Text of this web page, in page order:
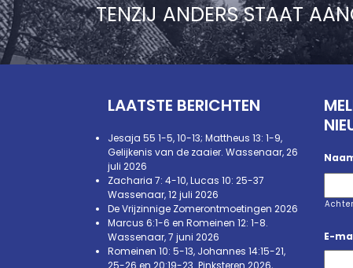
TENZIJ ANDERS STAAT
LAATSTE BERICHTEN
Jesaja 55 1-5, 10-13; Mattheus 13: 1-9,
Gelijkenis van de zaaier. Wassenaar, 26
juli 2026
Zacharia 7: 4-10, Lucas 10: 25-37
Wassenaar, 12 juli 2026
De Vrijzinnige Zomerontmoetingen 2026
Marcus 6:1-6 en Romeinen 12: 1-8.
Wassenaar, 7 juni 2026
Romeinen 10: 5-13, Johannes 14:15-21,
25-26 en 20:19-23. Pinksteren 2026,
E-